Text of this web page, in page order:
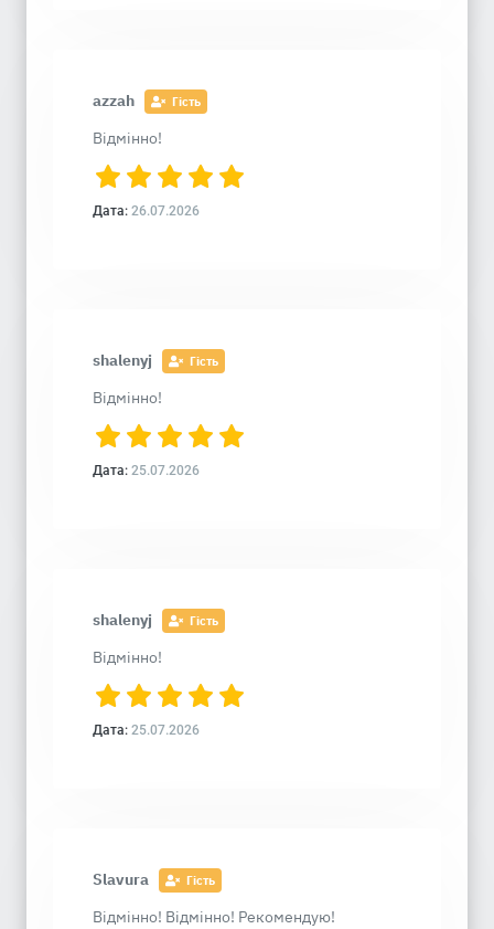
azzah Гість
Відмінно!
Дата: 26.07.2026
shalenyj Гість
Відмінно!
Дата: 25.07.2026
shalenyj Гість
Відмінно!
Дата: 25.07.2026
Slavura Гість
Відмінно! Відмінно! Рекомендую!